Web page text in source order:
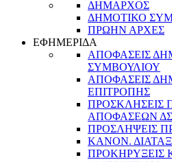
ΔΗΜΑΡΧΟΣ
ΔΗΜΟΤΙΚΟ
ΠΡΩΗΝ ΑΡΧΕΣ
ΕΦΗΜΕΡΙΔΑ
ΑΠΟΦΑΣΕΙΣ
ΣΥΜΒΟΥΛΙΟΥ
ΑΠΟΦΑΣΕΙΣ
ΕΠΙΤΡΟΠΗΣ
ΠΡΟΣΚΛΗΣΕΙΣ
ΑΠΟΦΑΣΕΩΝ ΔΣ
ΠΡΟΣΛΗΨΕΙΣ
ΚΑΝΟΝ.
ΠΡΟΚΗΡΥΞΕΙΣ